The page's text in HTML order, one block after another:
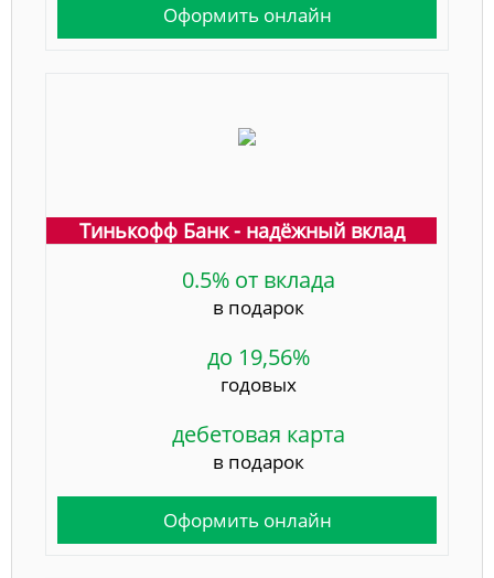
Оформить онлайн
Тинькофф Банк - надёжный вклад
0.5% от вклада
в подарок
до 19,56%
годовых
дебетовая карта
в подарок
Оформить онлайн